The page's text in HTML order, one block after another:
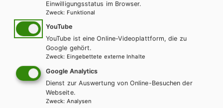
Rechtschreibdidaktik und funktionalen Grammatikunterricht.
Mit diesen Ansätzen eignet sich die Reihe besonders auch für
vielsprachige Klassenzimmer.
KOMPETENZ:DEUTSCHbietet ein umfangreiches
Angebot: Hördateien und Materialien zum Lesetraining ohne
Mehrkosten direkt im E-Book, zusätzlich Erklärvideos und
interaktive Übungen exklusiv im E-BOOK+.
WEITERLESEN
Einwilligungsstatus im Browser.
Zweck: Funktional
YouTube
YouTube ist eine Online-Videoplattform, die zu
Google gehört.
Zweck: Eingebettete externe Inhalte
Google Analytics
Dienst zur Auswertung von Online-Besuchen der
Webseite.
Zweck: Analysen